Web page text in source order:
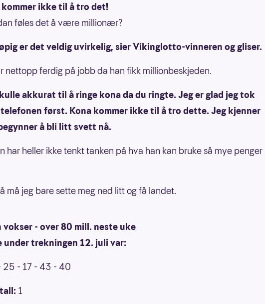
kommer ikke til å tro det!
føles det å være millionær?
er det veldig uvirkelig, sier Vikinglotto-vinneren og gliser.
nettopp ferdig på jobb da han fikk millionbeskjeden.
akkurat til å ringe kona da du ringte. Jeg er glad jeg tok
først. Kona kommer ikke til å tro dette. Jeg kjenner
å bli litt svett nå.
har heller ikke tenkt tanken på hva han kan bruke så mye penger
må jeg bare sette meg ned litt og få landet.
vokser - over 80 mill. neste uke
under trekningen 12. juli var:
25 - 17 - 43 - 40
1